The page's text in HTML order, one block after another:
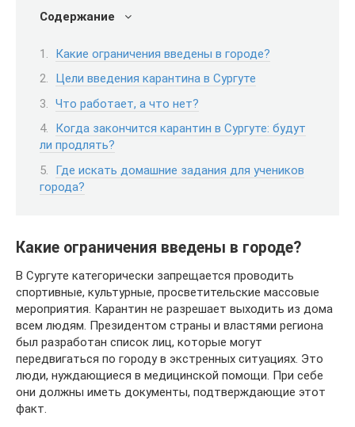
Содержание
Какие ограничения введены в городе?
Цели введения карантина в Сургуте
Что работает, а что нет?
Когда закончится карантин в Сургуте: будут
ли продлять?
Где искать домашние задания для учеников
города?
Какие ограничения введены в городе?
В Сургуте категорически запрещается проводить
спортивные, культурные, просветительские массовые
мероприятия. Карантин не разрешает выходить из дома
всем людям. Президентом страны и властями региона
был разработан список лиц, которые могут
передвигаться по городу в экстренных ситуациях. Это
люди, нуждающиеся в медицинской помощи. При себе
они должны иметь документы, подтверждающие этот
факт.